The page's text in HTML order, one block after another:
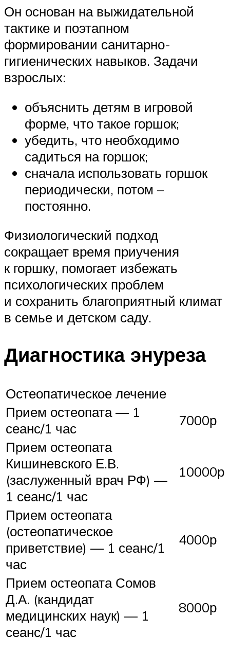
Он основан на выжидательной
тактике и поэтапном
формировании санитарно-
гигиенических навыков. Задачи
взрослых:
объяснить детям в игровой
форме, что такое горшок;
убедить, что необходимо
садиться на горшок;
сначала использовать горшок
периодически, потом –
постоянно.
Физиологический подход
сокращает время приучения
к горшку, помогает избежать
психологических проблем
и сохранить благоприятный климат
в семье и детском саду.
Диагностика энуреза
Остеопатическое лечение
Прием остеопата — 1
сеанс/1 час
7000р
Прием остеопата
Кишиневского Е.В.
(заслуженный врач РФ) —
1 сеанс/1 час
10000р
Прием остеопата
(остеопатическое
приветствие) — 1 сеанс/1
час
4000р
Прием остеопата Сомов
Д.А. (кандидат
медицинских наук) — 1
сеанс/1 час
8000р